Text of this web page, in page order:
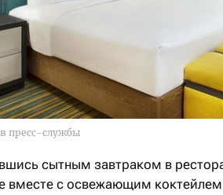
пресс-службы
сытным завтраком в
вместе с освежающим